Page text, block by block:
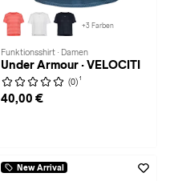
+3 Farben
Funktionsshirt · Damen
Under Armour · VELOCITI
(0) 1
40,00 €
New Arrival